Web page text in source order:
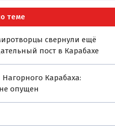
теме
свернули ещё
пост в Карабахе
Карабаха:
опущен